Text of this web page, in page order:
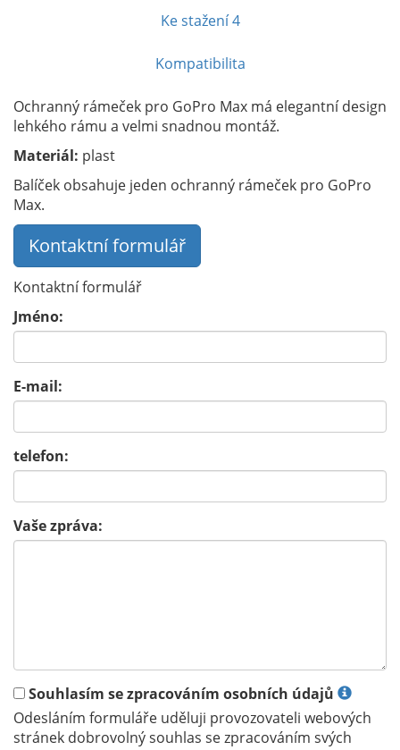
Ke stažení4
Kompatibilita
Ochranný rámeček pro GoPro Max má elegantní design
lehkého rámu a velmi snadnou montáž.
Materiál: plast
Balíček obsahuje jeden ochranný rámeček pro GoPro
Max.
Kontaktní formulář
Kontaktní formulář
Jméno:
E-mail:
telefon:
Vaše zpráva:
Souhlasím se zpracováním osobních údajů
Odesláním formuláře uděluji provozovateli webových
stránek dobrovolný souhlas se zpracováním svých